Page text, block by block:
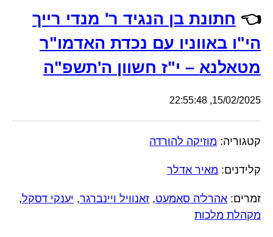
👈 חתונת בן הנגיד ר' מנדי רייך
הי"ו באווניו עם נכדת האדמו"ר
מטאלנא – י"ז חשוון ה'תשפ"ה
15/02/2025, 22:55:48
קטגוריה: מוזיקה להורדה
קלידנים: מאיר אדלר
זמרים: אהרל'ה סאמעט, זאנוויל ויינברגר, יענקי דסקל,
מקהלת מלכות